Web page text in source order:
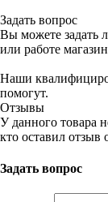
Задать вопрос
Вы можете задать
или работе
Наши
помогут.
Отзывы
У данного товара
кто оставил отзыв
Задать вопрос